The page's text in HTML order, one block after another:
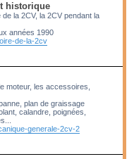
historique
la 2CV, la 2CV pendant la
années 1990
de-la-2cv
moteur, les accessoires,
plan de graissage
calandre, poignées,
generale-2cv-2